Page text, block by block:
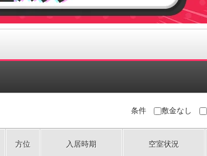
条件 敷金なし
方位 入居時期 空室状況